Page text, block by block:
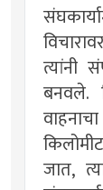
त्यांनी
बनवले.
जात,